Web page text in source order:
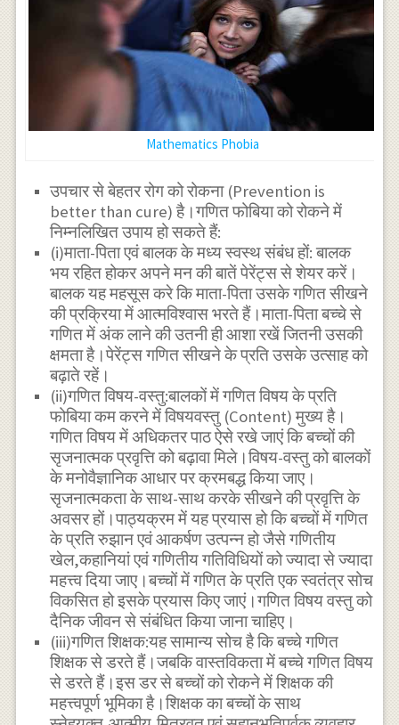
Mathematics Phobia
उपचार से बेहतर रोग को रोकना (Prevention is
better than cure) है।गणित फोबिया को रोकने में
निम्नलिखित उपाय हो सकते हैं:
(i)माता-पिता एवं बालक के मध्य स्वस्थ संबंध हों: बालक
भय रहित होकर अपने मन की बातें पेरेंट्स से शेयर करें।
बालक यह महसूस करे कि माता-पिता उसके गणित सीखने
की प्रक्रिया में आत्मविश्वास भरते हैं।माता-पिता बच्चे से
गणित में अंक लाने की उतनी ही आशा रखें जितनी उसकी
क्षमता है।पेरेंट्स गणित सीखने के प्रति उसके उत्साह को
बढ़ाते रहें।
(ii)गणित विषय-वस्तु:बालकों में गणित विषय के प्रति
फोबिया कम करने में विषयवस्तु (Content) मुख्य है।
गणित विषय में अधिकतर पाठ ऐसे रखे जाएं कि बच्चों की
सृजनात्मक प्रवृत्ति को बढ़ावा मिले।विषय-वस्तु को बालकों
के मनोवैज्ञानिक आधार पर क्रमबद्ध किया जाए।
सृजनात्मकता के साथ-साथ करके सीखने की प्रवृत्ति के
अवसर हों।पाठ्यक्रम में यह प्रयास हो कि बच्चों में गणित
के प्रति रुझान एवं आकर्षण उत्पन्न हो जैसे गणितीय
खेल,कहानियां एवं गणितीय गतिविधियों को ज्यादा से ज्यादा
महत्त्व दिया जाए।बच्चों में गणित के प्रति एक स्वतंत्र सोच
विकसित हो इसके प्रयास किए जाएं।गणित विषय वस्तु को
दैनिक जीवन से संबंधित किया जाना चाहिए।
(iii)गणित शिक्षक:यह सामान्य सोच है कि बच्चे गणित
शिक्षक से डरते हैं।जबकि वास्तविकता में बच्चे गणित विषय
से डरते हैं।इस डर से बच्चों को रोकने में शिक्षक की
महत्त्वपूर्ण भूमिका है।शिक्षक का बच्चों के साथ